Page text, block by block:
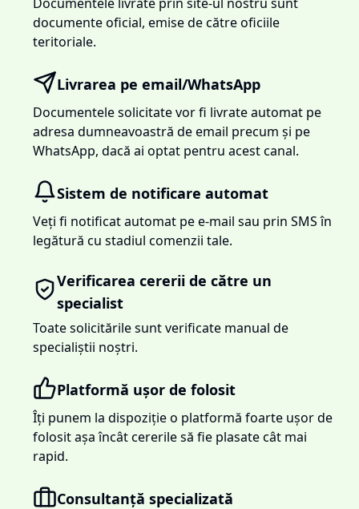
documente oficial, emise de către oficiile
teritoriale.
Livrarea pe email/WhatsApp
Documentele solicitate vor fi livrate automat pe
adresa dumneavoastră de email precum și pe
WhatsApp, dacă ai optat pentru acest canal.
Sistem de notificare automat
Veți fi notificat automat pe e-mail sau prin SMS în
legătură cu stadiul comenzii tale.
Verificarea cererii de către un
specialist
Toate solicitările sunt verificate manual de
specialiștii noștri.
Platformă ușor de folosit
Îți punem la dispoziție o platformă foarte ușor de
folosit așa încât cererile să fie plasate cât mai
rapid.
Consultanță specializată